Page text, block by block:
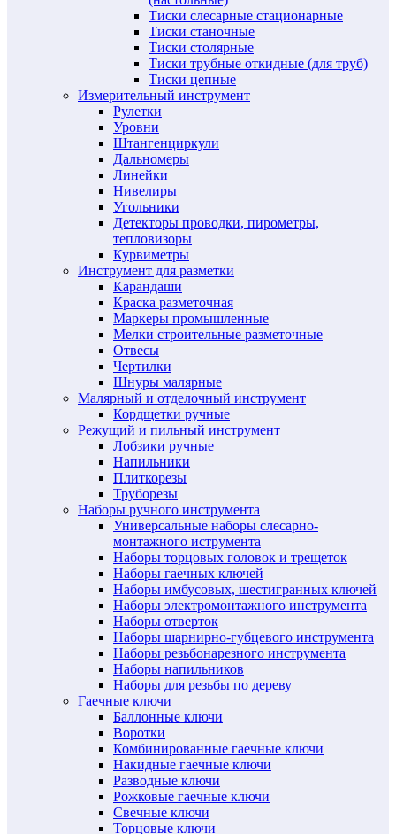
Тиски слесарные стационарные
Тиски станочные
Тиски столярные
Тиски трубные откидные (для труб)
Тиски цепные
Измерительный инструмент
Рулетки
Уровни
Штангенциркули
Дальномеры
Линейки
Нивелиры
Угольники
Детекторы проводки, пирометры,
тепловизоры
Курвиметры
Инструмент для разметки
Карандаши
Краска разметочная
Маркеры промышленные
Мелки строительные разметочные
Отвесы
Чертилки
Шнуры малярные
Малярный и отделочный инструмент
Кордщетки ручные
Режущий и пильный инструмент
Лобзики ручные
Напильники
Плиткорезы
Труборезы
Наборы ручного инструмента
Универсальные наборы слесарно-
монтажного иструмента
Наборы торцовых головок и трещеток
Наборы гаечных ключей
Наборы имбусовых, шестигранных ключей
Наборы электромонтажного инструмента
Наборы отверток
Наборы шарнирно-губцевого инструмента
Наборы резьбонарезного инструмента
Наборы напильников
Наборы для резьбы по дереву
Гаечные ключи
Баллонные ключи
Воротки
Комбинированные гаечные ключи
Накидные гаечные ключи
Разводные ключи
Рожковые гаечные ключи
Свечные ключи
Торцовые ключи